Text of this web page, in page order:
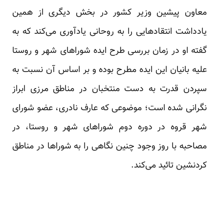
معاون پیشین وزیر کشور در بخش دیگری از همین
یادداشت انتقادهایی را به روحانی یادآوری می‌کند که به
گفته او در زمان بررسی طرح ایده شوراهای شهر و روستا
علیه بانیان این ایده مطرح بوده و بر اساس آن نسبت به
سپردن قدرت به دست منتخبان در مناطق مرزی ابراز
نگرانی شده است؛ موضوعی که عارف نادری، عضو شورای
شهر قروه در دوره دوم شوراهای شهر و روستا، در
مصاحبه با روز وجود چنین نگاهی را به شوراها در مناطق
کردنشین تائید می‌کند.